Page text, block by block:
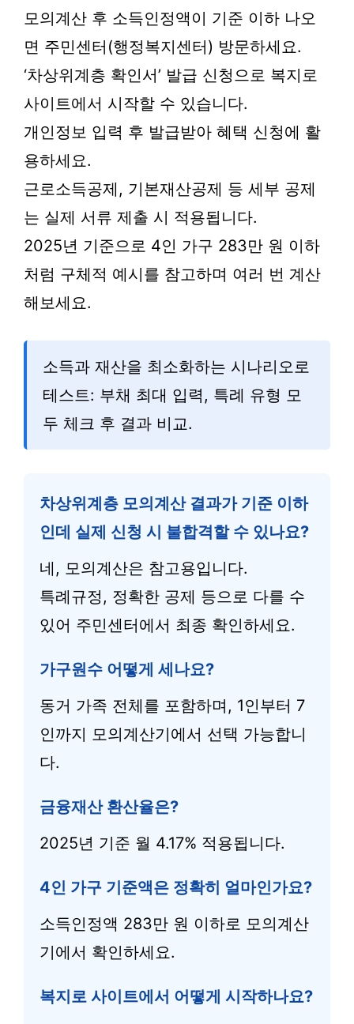
모의계산 후 소득인정액이 기준 이하 나오
면 주민센터(행정복지센터) 방문하세요.
‘차상위계층 확인서’ 발급 신청으로 복지로
사이트에서 시작할 수 있습니다.
개인정보 입력 후 발급받아 혜택 신청에 활
용하세요.
근로소득공제, 기본재산공제 등 세부 공제
는 실제 서류 제출 시 적용됩니다.
2025년 기준으로 4인 가구 283만 원 이하
처럼 구체적 예시를 참고하며 여러 번 계산
해보세요.
소득과 재산을 최소화하는 시나리오로
테스트: 부채 최대 입력, 특례 유형 모
두 체크 후 결과 비교.
차상위계층 모의계산 결과가 기준 이하
인데 실제 신청 시 불합격할 수 있나요?
네, 모의계산은 참고용입니다.
특례규정, 정확한 공제 등으로 다를 수
있어 주민센터에서 최종 확인하세요.
가구원수 어떻게 세나요?
동거 가족 전체를 포함하며, 1인부터 7
인까지 모의계산기에서 선택 가능합니
다.
금융재산 환산율은?
2025년 기준 월 4.17% 적용됩니다.
4인 가구 기준액은 정확히 얼마인가요?
소득인정액 283만 원 이하로 모의계산
기에서 확인하세요.
복지로 사이트에서 어떻게 시작하나요?